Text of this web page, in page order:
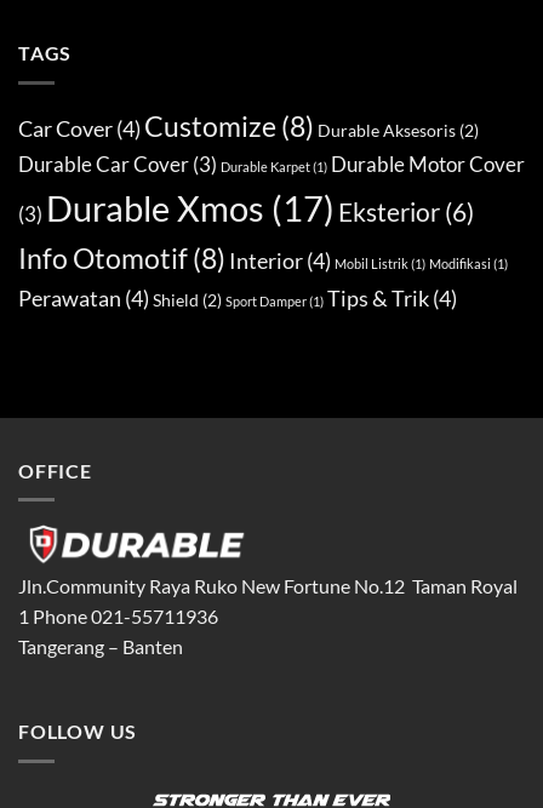
TAGS
Car Cover(4) Customize (8) Durable Aksesoris (2)
Durable Car Cover (3) Durable Karpet(1) Durable Motor Cover
(3) Durable Xmos (17) Eksterior(6)
Info Otomotif(8) Interior(4) Mobil Listrik(1) Modifikasi (1)
Perawatan (4) Shield (2) Sport Damper(1) Tips & Trik(4)
OFFICE
Jln.Community Raya Ruko New Fortune No.12 Taman Royal
1 Phone 021-55711936
Tangerang – Banten
FOLLOW US